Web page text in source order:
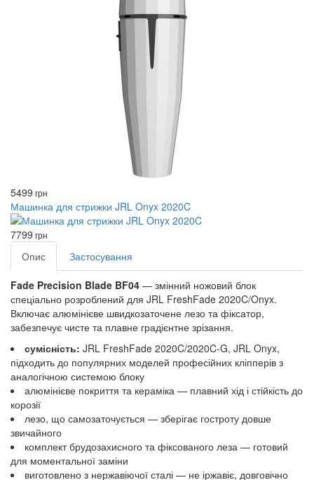
5499 грн
Машинка для стрижки JRL Onyx 2020C
7799 грн
Опис Застосування
Fade Precision Blade BF04 — змінний ножовий блок
спеціально розроблений для JRL FreshFade 2020C/Onyx.
Включає алюмінієве швидкозаточене лезо та фіксатор,
забезпечує чисте та плавне градієнтне зрізання.
сумісність: JRL FreshFade 2020C/2020C‑G, JRL Onyx,
підходить до популярних моделей професійних кліпперів з
аналогічною системою блоку
алюмінієве покриття та кераміка — плавний хід і стійкість до
корозії
лезо, що самозаточується — зберігає гостроту довше
звичайного
комплект брудозахисного та фіксованого леза — готовий
для моментальної заміни
виготовлено з нержавіючої сталі — не іржавіє, довговічно